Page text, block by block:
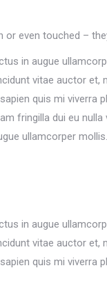
even touched –
in augue
vitae auctor et,
quis mi viverra
fringilla dui eu nulla
ullamcorper mollis.
in augue
vitae auctor et,
quis mi viverra